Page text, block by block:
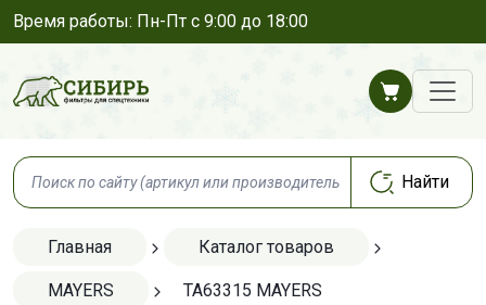
Время работы: Пн-Пт с 9:00 до 18:00
Главная Каталог товаров
MAYERS TA63315 MAYERS